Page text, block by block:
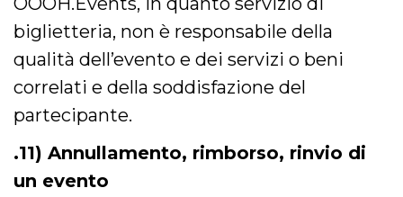
biglietteria, non è responsabile della
qualità dell’evento e dei servizi o beni
correlati e della soddisfazione del
partecipante.
.11) Annullamento, rimborso, rinvio di
un evento